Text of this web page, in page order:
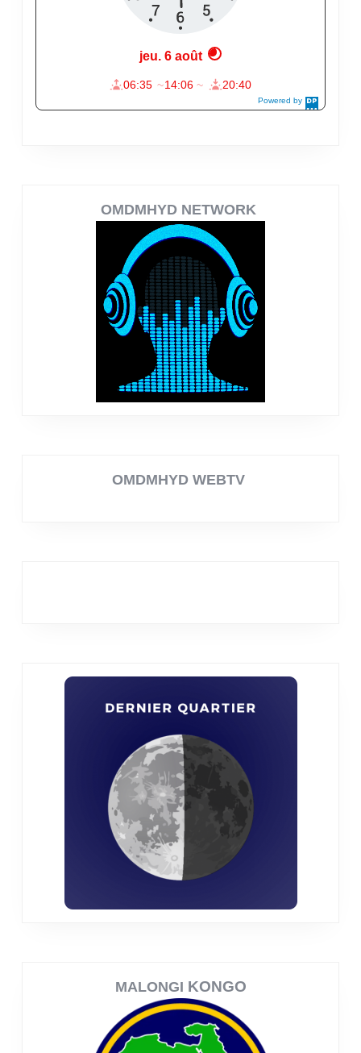
OMDMHYD NETWORK
OMDMHYD WEBTV
MALONGI KONGO